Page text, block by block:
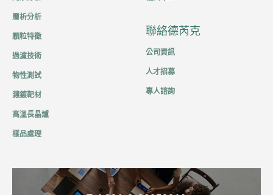
層析分析
顆粒特徵
過濾技術
物性測試
濺鍍靶材
高溫長晶爐
樣品處理
聯絡德芮克
公司資訊
人才招募
專人諮詢